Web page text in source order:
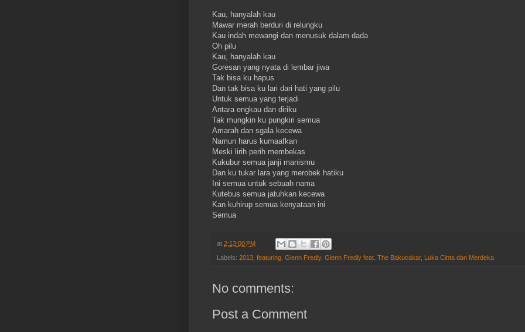
Kau, hanyalah kau
Mawar merah berduri di relungku
Kau indah mewangi dan menusuk dalam dada
Oh pilu
Kau, hanyalah kau
Goresan yang nyata di lembar jiwa
Tak bisa ku hapus
Dan tak bisa ku lari dari hati yang pilu
Untuk semua yang terjadi
Antara engkau dan diriku
Tak mungkin ku pungkiri semua
Amarah dan sgala kecewa
Namun harus kumaafkan
Meski lirih perih membekas
Kukubur semua janji manismu
Dan ku tukar lara yang merobek hatiku
Ini semua untuk sebuah nama
Kutebus semua jatuhkan kecewa
Kan kuhirup semua kenyataan ini
Semua
at 2:13:00 PM
Labels: 2013, featuring, Glenn Fredly, Glenn Fredly feat. The Bakucakar, Luka Cinta dan Merdeka
No comments:
Post a Comment